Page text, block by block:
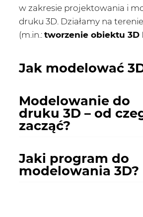
w zakresie projektowania i
druku 3D. Działamy na
(m.in.: tworzenie obiektu 3D
Jak modelować
Modelowanie do
druku 3D – od
zacząć?
Jaki program do
modelowania 3D?